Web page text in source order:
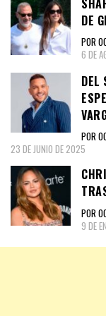
DE
POR
6 DE
DEL
POR
23 DE JUNIO DE 2025
POR
9 DE